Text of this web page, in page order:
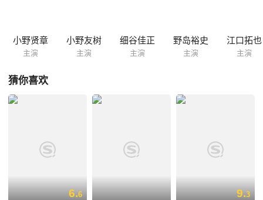
小野贤章
主演
小野友树
主演
细谷佳正
主演
野岛裕史
主演
江口拓也
主演
猜你喜欢
6.6 9.3